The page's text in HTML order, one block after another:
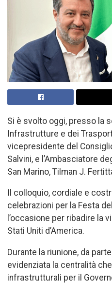
Si è svolto oggi, presso la
Infrastrutture e dei
vicepresidente del
Salvini, e l’Ambasciatore
San Marino, Tilman J.
Il colloquio, cordiale e
celebrazioni per la Festa
l’occasione per ribadire la
Stati Uniti d’America.
Durante la riunione, da
evidenziata la centralità
infrastrutturali per il